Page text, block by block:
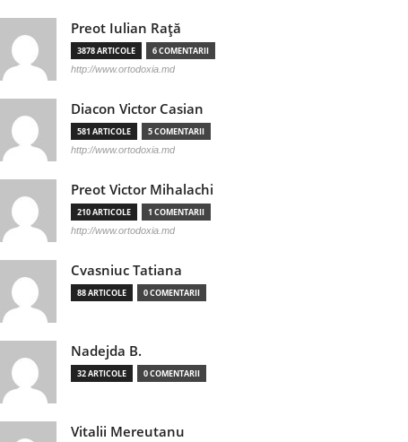
Preot Iulian Raţă
3878 ARTICOLE 6 COMENTARII
http://www.ortodoxia.md
Diacon Victor Casian
581 ARTICOLE 5 COMENTARII
http://www.ortodoxia.md
Preot Victor Mihalachi
210 ARTICOLE 1 COMENTARII
http://www.ortodoxia.md
Cvasniuc Tatiana
88 ARTICOLE 0 COMENTARII
Nadejda B.
32 ARTICOLE 0 COMENTARII
Vitalii Mereutanu